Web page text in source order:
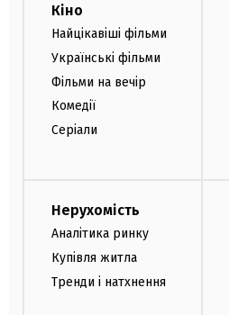
Кіно
Найцікавіші фільми
Українські фільми
Фільми на вечір
Комедії
Серіали
Нерухомість
Аналітика ринку
Купівля житла
Тренди і натхнення